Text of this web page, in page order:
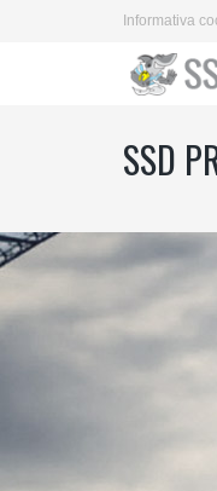
Informativa
SSD